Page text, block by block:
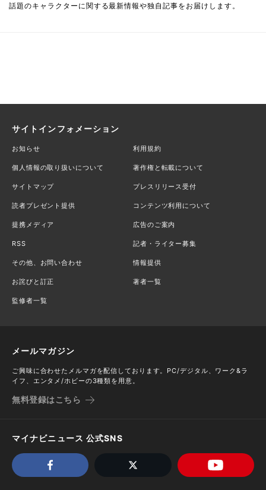
話題のキャラクターに関する最新情報や独自記事をお届けします。
サイトインフォメーション
お知らせ 利用規約
個人情報の取り扱いについて 著作権と転載について
サイトマップ プレスリリース受付
読者プレゼント提供 コンテンツ利用について
提携メディア 広告のご案内
RSS 記者・ライター募集
その他、お問い合わせ 情報提供
お詫びと訂正 著者一覧
監修者一覧
メールマガジン
ご興味に合わせたメルマガを配信しております。PC/デジタル、ワーク&ラ
イフ、エンタメ/ホビーの3種類を用意。
無料登録はこちら
マイナビニュース 公式SNS